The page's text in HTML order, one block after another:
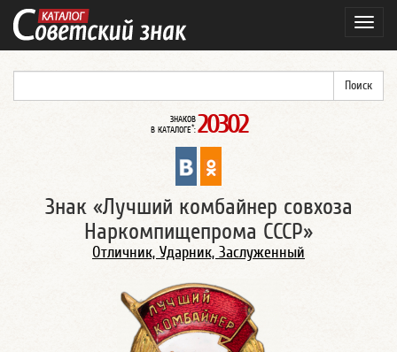
ЗНАКОВ
В КАТАЛОГЕ*: 20302
Знак «Лучший комбайнер совхоза
Наркомпищепрома СССР»
Отличник, Ударник, Заслуженный